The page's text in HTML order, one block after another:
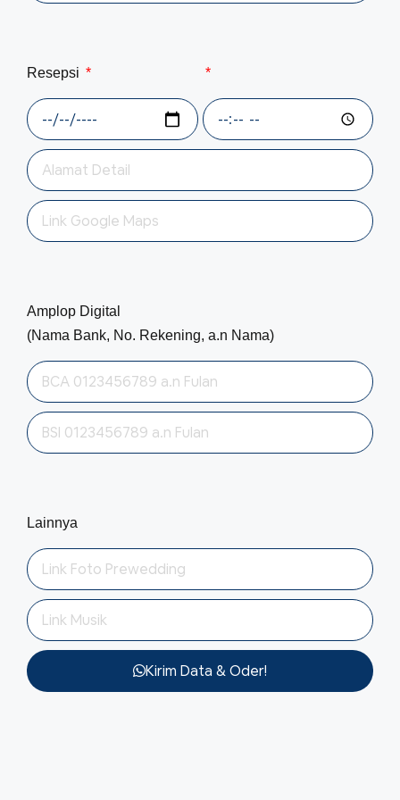
Resepsi
Amplop Digital
(Nama Bank, No. Rekening, a.n Nama)
Lainnya
Kirim Data & Oder!